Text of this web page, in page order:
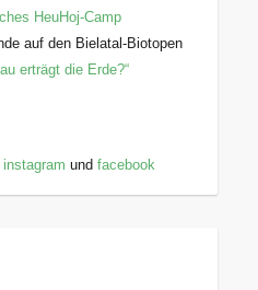
HeuHoj-Camp
auf den Bielatal-Biotopen
erträgt die Erde?“
instagram undfacebook